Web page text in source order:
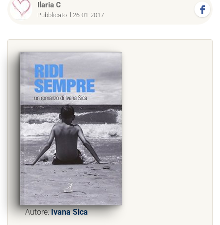
Ilaria C
Pubblicato il 26-01-2017
Autore:Ivana Sica